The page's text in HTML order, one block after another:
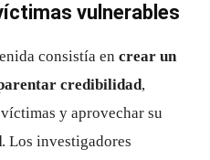
vulnerables
consistía en crear un
credibilidad,
y aprovechar su
. Los investigadores